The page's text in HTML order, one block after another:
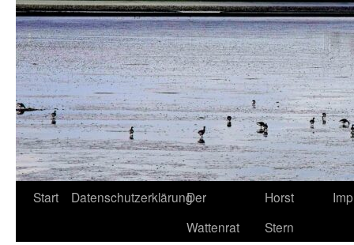
Start DatenschutzerklärungDer
Wattenrat
Horst
Stern